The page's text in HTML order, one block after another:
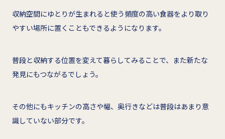
収納空間にゆとりが生まれると使う頻度の高い食器をより取り
やすい場所に置くこともできるようになります。
普段と収納する位置を変えて暮らしてみることで、また新たな
発見にもつながるでしょう。
その他にもキッチンの高さや幅、奥行きなどは普段はあまり意
識していない部分です。